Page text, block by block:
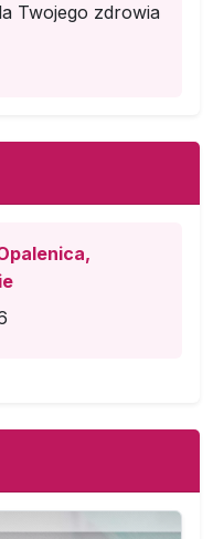
Twojego zdrowia